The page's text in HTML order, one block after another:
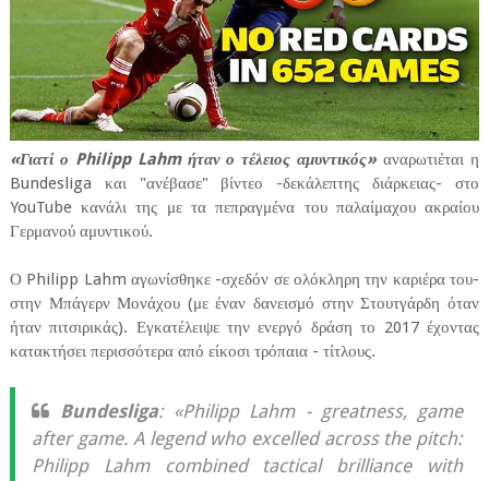
«Γιατί ο Philipp Lahm ήταν ο τέλειος αμυντικός» αναρωτιέται η
Bundesliga και "ανέβασε" βίντεο -δεκάλεπτης διάρκειας- στο
YouTube κανάλι της με τα πεπραγμένα του παλαίμαχου ακραίου
Γερμανού αμυντικού.
Ο Philipp Lahm αγωνίσθηκε -σχεδόν σε ολόκληρη την καριέρα του-
στην Μπάγερν Μονάχου (με έναν δανεισμό στην Στουτγάρδη όταν
ήταν πιτσιρικάς). Εγκατέλειψε την ενεργό δράση το 2017 έχοντας
κατακτήσει περισσότερα από είκοσι τρόπαια - τίτλους.
Bundesliga: «Philipp Lahm - greatness, game
after game. A legend who excelled across the pitch:
Philipp Lahm combined tactical brilliance with